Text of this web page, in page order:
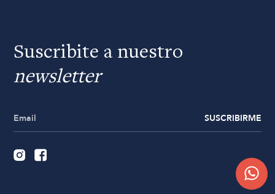
Suscribite a nuestro
newsletter
SUSCRIBIRME